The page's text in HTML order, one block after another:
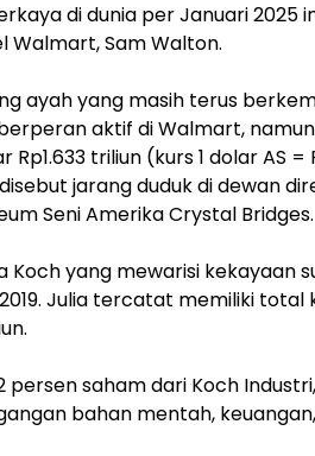
di dunia per Januari 2025
Walmart, Sam Walton.
ayah yang masih terus
aktif di Walmart,
Rp1.633 triliun (kurs 1 dolar AS
jarang duduk di dewan
Seni Amerika Crystal Bridges.
Koch yang mewarisi kekayaan
Julia tercatat memiliki total
persen saham dari Koch
bahan mentah,